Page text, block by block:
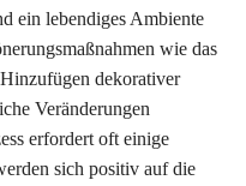
ein lebendiges Ambiente
wie das
dekorativer
Veränderungen
erfordert oft einige
sich positiv auf die